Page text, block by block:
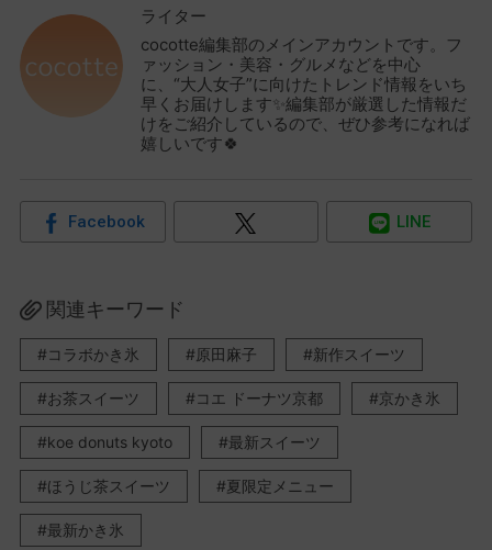
ライター
cocotte編集部のメインアカウントです。フ
ァッション・美容・グルメなどを中心
に、“大人女子”に向けたトレンド情報をいち
早くお届けします✨編集部が厳選した情報だ
けをご紹介しているので、ぜひ参考になれば
嬉しいです🍀
Facebook LINE
関連キーワード
コラボかき氷 原田麻子 新作スイーツ
お茶スイーツ コエ ドーナツ京都 京かき氷
koe donuts kyoto 最新スイーツ
ほうじ茶スイーツ 夏限定メニュー
最新かき氷